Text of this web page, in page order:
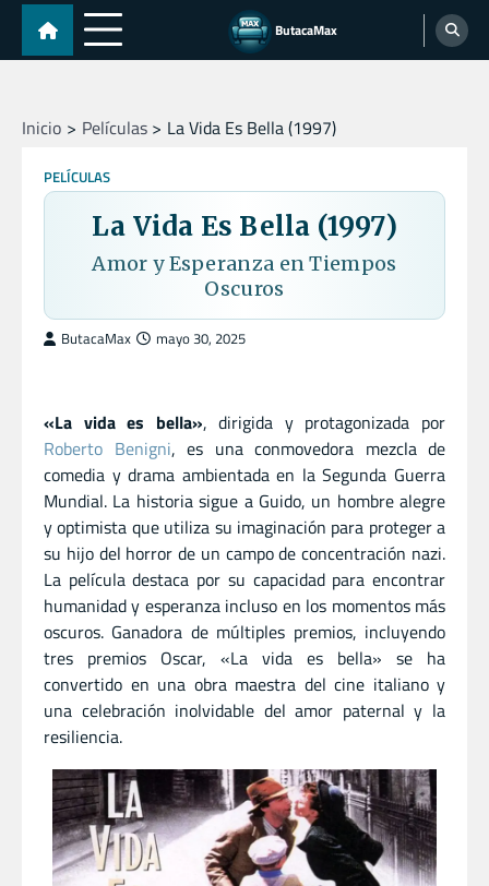
Skip
content
ButacaMax
Inicio Películas La Vida Es Bella (1997)
PELÍCULAS
La Vida Es Bella (1997)
Amor y Esperanza en Tiempos
Oscuros
ButacaMax mayo 30, 2025
«La vida es bella», dirigida y protagonizada por
Roberto Benigni, es una conmovedora mezcla de
comedia y drama ambientada en la Segunda Guerra
Mundial. La historia sigue a Guido, un hombre alegre
y optimista que utiliza su imaginación para proteger a
su hijo del horror de un campo de concentración nazi.
La película destaca por su capacidad para encontrar
humanidad y esperanza incluso en los momentos más
oscuros. Ganadora de múltiples premios, incluyendo
tres premios Oscar, «La vida es bella» se ha
convertido en una obra maestra del cine italiano y
una celebración inolvidable del amor paternal y la
resiliencia.